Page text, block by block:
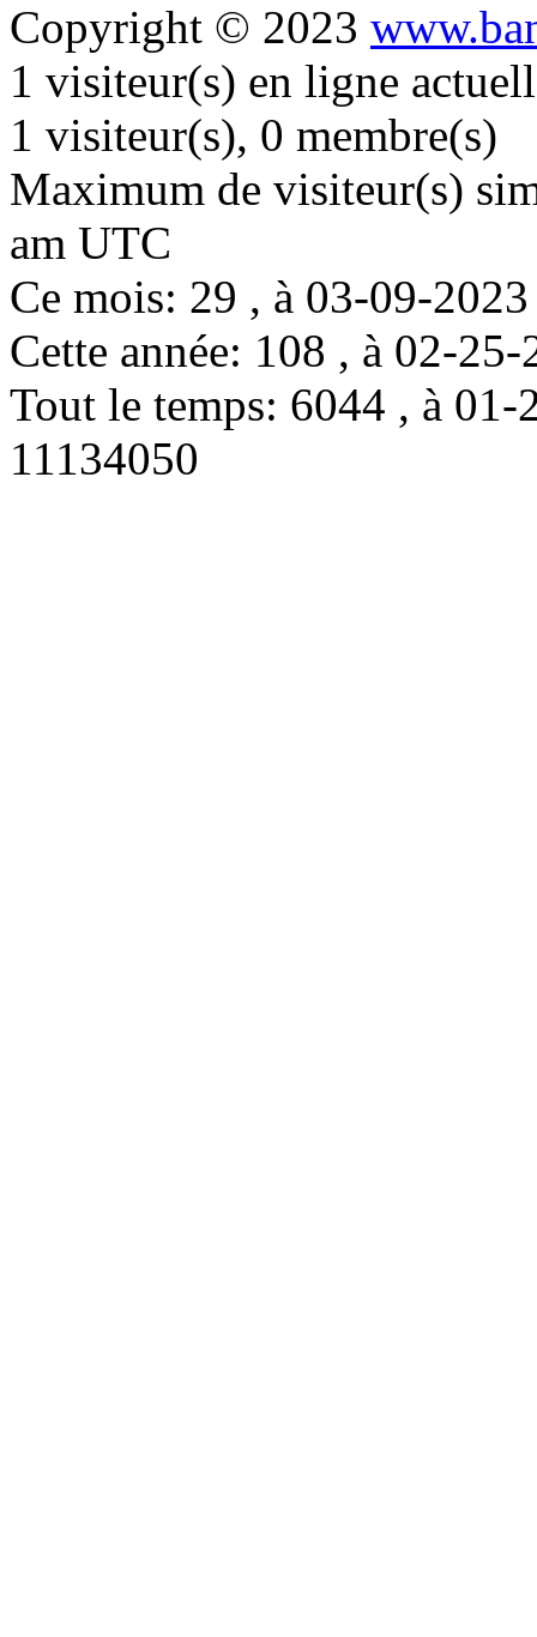
Copyright © 2023
1 visiteur(s) en ligne
1 visiteur(s), 0 membre(s)
Maximum de visiteur(s)
am UTC
Ce mois: 29 , à 03-09-
Cette année: 108 , à 02-
Tout le temps: 6044 , à
11134050